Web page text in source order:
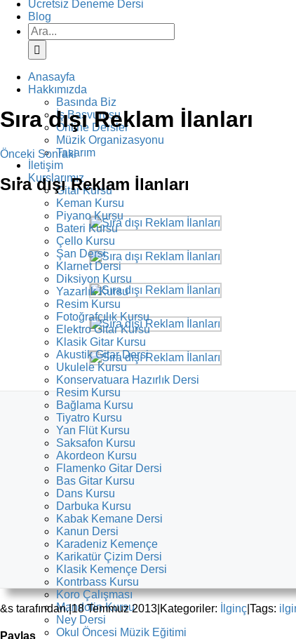
Ücretsiz Deneme Dersi
Blog
Ara:
Anasayfa
Hakkımızda
Basında Biz
İş Başvurusu
Online Dersler
Müzik Organizasyonu
Tasarım
İletişim
Kurslarımız
Gitar Kursu
Keman Kursu
Piyano Kursu
Bateri Kursu
Çello Kursu
Şan Dersi
Klarnet Dersi
Diksiyon Kursu
Yazarlık Kursu
Resim Kursu
Fotoğrafçılık Kursu
Elektro Gitar Kursu
Klasik Gitar Kursu
Akustik Gitar Dersi
Ukulele Kursu
Konservatuara Hazırlık Dersi
Resim Kursu
Bağlama Kursu
Tiyatro Kursu
Yan Flüt Kursu
Saksafon Kursu
Akordeon Kursu
Flamenko Gitar Dersi
Bas Gitar Kursu
Dans Kursu
Darbuka Kursu
Kabak Kemane Dersi
Kanun Dersi
Karadeniz Kemençe
Karikatür Çizim Dersi
Klasik Kemençe Dersi
Kontrbass Kursu
Koro Çalışması
Mandolin Kursu
Ney Dersi
Okul Öncesi Müzik Eğitimi
Sıra dışı Reklam İlanları
Önceki Sonraki
Sıra dışı Reklam İlanları
&s tarafından.|18 Temmuz 2013 Kategoriler: İlginç Tags:
Paylaş